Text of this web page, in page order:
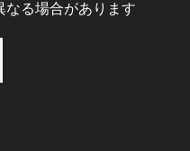
る場合があります